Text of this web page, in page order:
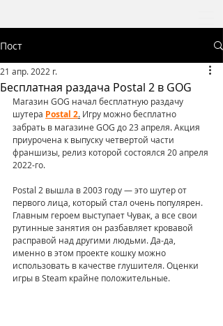
Пост
Бесплатная раздача Postal 2 в GOG
21 апр. 2022 г.
Магазин GOG начал бесплатную раздачу
шутера Postal 2. Игру можно бесплатно
забрать в магазине GOG до 23 апреля. Акция
приурочена к выпуску четвертой части
франшизы, релиз которой состоялся 20 апреля
2022-го.
Postal 2 вышла в 2003 году — это шутер от
первого лица, который стал очень популярен.
Главным героем выступает Чувак, а все свои
рутинные занятия он разбавляет кровавой
расправой над другими людьми. Да-да,
именно в этом проекте кошку можно
использовать в качестве глушителя. Оценки
игры в Steam крайне положительные.